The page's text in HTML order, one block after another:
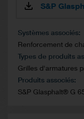
S&P
Systèmes associés
Renforcement de
Types de produits
Grilles d'armatures
Produits associés
S&P Glasphalt® G